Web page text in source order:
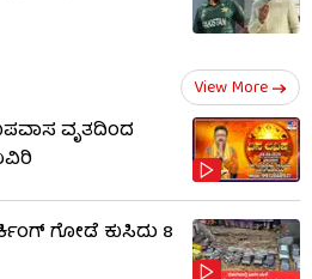
View More
ವೃತದಿಂದ
ಗೋಡೆ ಕುಸಿದು 8